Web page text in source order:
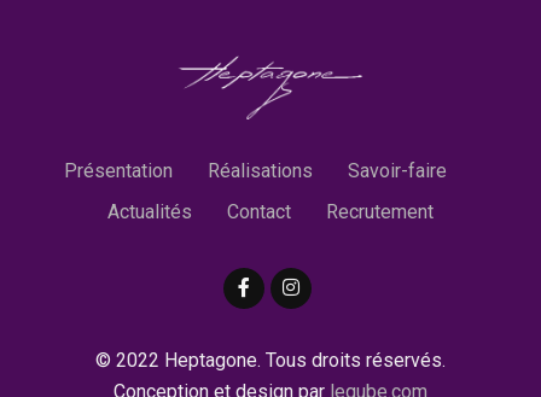
Présentation Réalisations
Savoir-faire
Actualités
Contact Recrutement
© 2022 Heptagone. Tous droits réservés.
Conception et design par leqube.com